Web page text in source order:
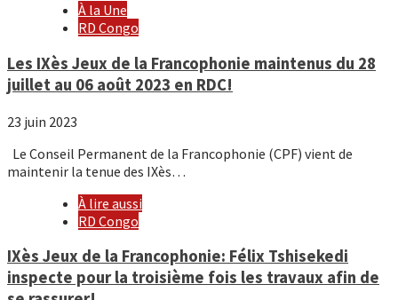
À la Une
RD Congo
Les IXès Jeux de la Francophonie maintenus du 28
juillet au 06 août 2023 en RDC!
23 juin 2023
Le Conseil Permanent de la Francophonie (CPF) vient de
maintenir la tenue des IXès…
À lire aussi
RD Congo
IXès Jeux de la Francophonie: Félix Tshisekedi
inspecte pour la troisième fois les travaux afin de